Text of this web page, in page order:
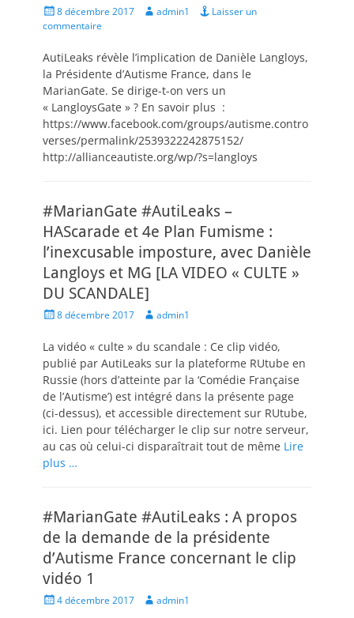
Posted
on
8 décembre 2017 Author
admin1
Laisser un
commentaire
AutiLeaks révèle l’implication de Danièle Langloys,
la Présidente d’Autisme France, dans le
MarianGate. Se dirige-t-on vers un
« LangloysGate » ? En savoir plus :
https://www.facebook.com/groups/autisme.contro
verses/permalink/2539322242875152/
http://allianceautiste.org/wp/?s=langloys
#MarianGate #AutiLeaks –
HAScarade et 4e Plan Fumisme :
l’inexcusable imposture, avec Danièle
Langloys et MG [LA VIDEO « CULTE »
DU SCANDALE]
Posted8 décembre 2017 Author
admin1
La vidéo « culte » du scandale : Ce clip vidéo,
publié par AutiLeaks sur la plateforme RUtube en
Russie (hors d’atteinte par la ‘Comédie Française
de l’Autisme’) est intégré dans la présente page
(ci-dessus), et accessible directement sur RUtube,
ici. Lien pour télécharger le clip sur notre serveur,
au cas où celui-ci disparaîtrait tout de même Lire
plus …
#MarianGate #AutiLeaks : A propos
de la demande de la présidente
d’Autisme France concernant le clip
vidéo 1
Posted4 décembre 2017 Author
admin1